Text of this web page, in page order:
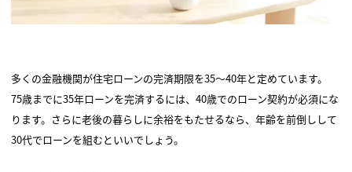
多くの金融機関が住宅ローンの完済期限を35～40年と定めています。
75歳までに35年ローンを完済するには、40歳でのローン契約が必須にな
ります。さらに老後の暮らしに余裕をもたせるなら、年齢を前倒しして
30代でローンを組むといいでしょう。